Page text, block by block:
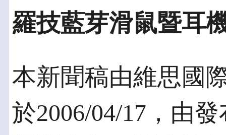
羅技藍芽滑鼠暨耳
本新聞稿由維思國
於2006/04/17，由